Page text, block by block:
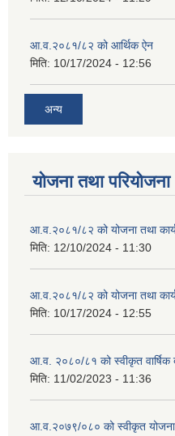
आ.व.२०८१/८२ को आर्थिक ऐन
मिति: 10/17/2024 - 12:56
अन्य
योजना तथा परियोजना
आ.व.२०८१/८२ को योजना तथा
मिति: 12/10/2024 - 11:30
आ.व.२०८१/८२ को योजना तथा
मिति: 10/17/2024 - 12:55
आ.व. २०८०/८१ को स्वीकृत वार्षिक
मिति: 11/02/2023 - 11:36
आ.व.२०७९/०८० को स्वीकृत योजना